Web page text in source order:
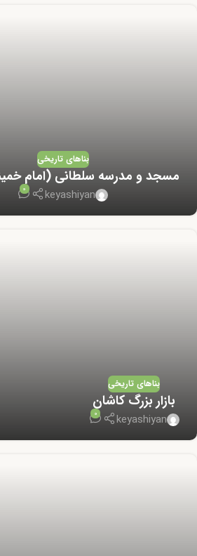
بناهای تاریخی
مسجد و مدرسه سلطانی (امام
keyashiyan
0
بناهای تاریخی
بازار بزرگ کاشان
keyashiyan
0